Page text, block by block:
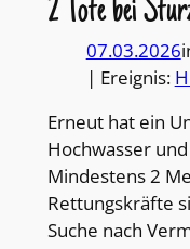
2 Tote bei
07.03.2026
| Ereignis:
Erneut hat ein
Hochwasser
Mindestens 2
Rettungskräfte
Suche nach